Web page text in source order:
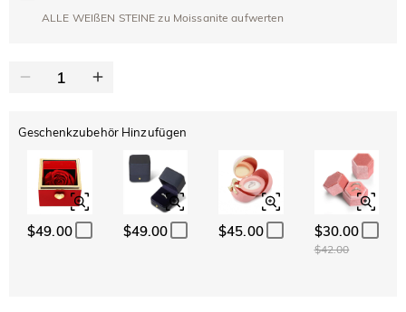
ALLE WEIßEN STEINE zu Moissanite aufwerten
Geschenkzubehör Hinzufügen
$49.00 $49.00 $45.00 $30.00
$42.00